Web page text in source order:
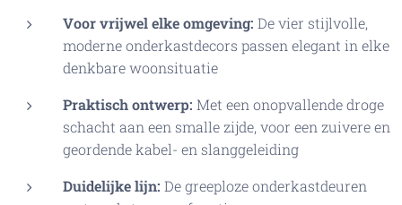
Voor vrijwel elke omgeving: De vier stijlvolle,
moderne onderkastdecors passen elegant in elke
denkbare woonsituatie
Praktisch ontwerp: Met een onopvallende droge
schacht aan een smalle zijde, voor een zuivere en
geordende kabel- en slanggeleiding
Duidelijke lijn: De greeploze onderkastdeuren